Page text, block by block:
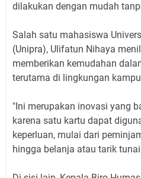
dilakukan dengan mudah
‎Salah satu mahasiswa
(Unipra), Ulifatun Nihaya
memberikan kemudahan
terutama di lingkungan
‎"Ini merupakan inovasi yang
karena satu kartu dapat
keperluan, mulai dari
hingga belanja atau tarik